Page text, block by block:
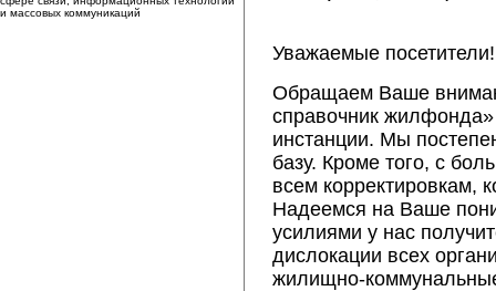
и массовых коммуникаций
Уважаемые посетители!
Обращаем Ваше
справочник
инстанции. Мы
базу. Кроме того, с
всем корректировкам,
Надеемся на Ваше
усилиями у нас
дислокации всех
жилищно-